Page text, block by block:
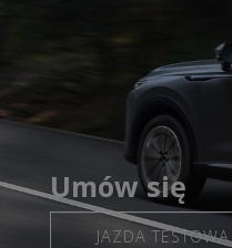
Umów się
JAZDA TESTOWA